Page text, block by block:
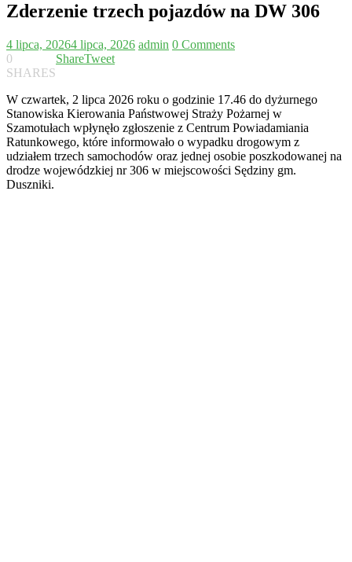
Zderzenie trzech pojazdów na DW 306
4 lipca, 20264 lipca, 2026 admin 0 Comments
0
SHARES
ShareTweet
W czwartek, 2 lipca 2026 roku o godzinie 17.46 do dyżurnego
Stanowiska Kierowania Państwowej Straży Pożarnej w
Szamotułach wpłynęło zgłoszenie z Centrum Powiadamiania
Ratunkowego, które informowało o wypadku drogowym z
udziałem trzech samochodów oraz jednej osobie poszkodowanej na
drodze wojewódzkiej nr 306 w miejscowości Sędziny gm.
Duszniki.